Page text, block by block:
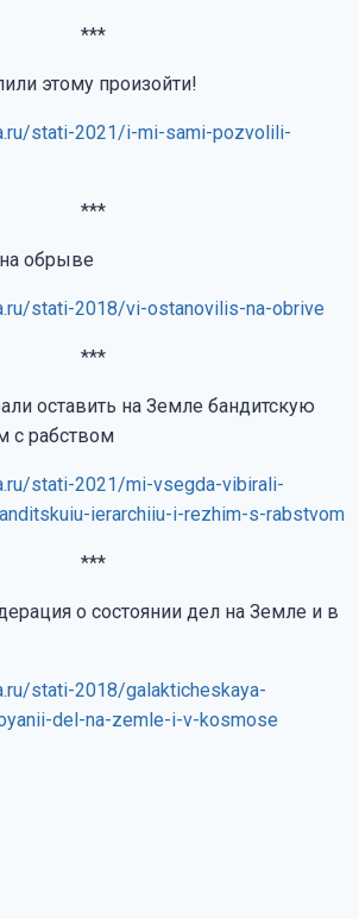
***
этому произойти!
stati-2021/i-mi-sami-pozvolili-
***
обрыве
stati-2018/vi-ostanovilis-na-obrive
***
оставить на Земле бандитскую
с рабством
stati-2021/mi-vsegda-vibirali-
ierarchiiu-i-rezhim-s-rabstvom
***
о состоянии дел на Земле и в
stati-2018/galakticheskaya-
del-na-zemle-i-v-kosmose